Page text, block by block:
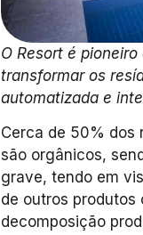
O Resort é
transformar os
automatizada e
Cerca de 50% dos
são orgânicos,
grave, tendo em
de outros produtos
decomposição